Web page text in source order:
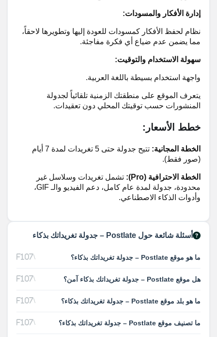
إدارة الأفكار والمسودات:
نظام لحفظ الأفكار كمسودات للعودة إليها وتطويرها لاحقاً،
مما يضمن عدم ضياع أي فكرة مفاجئة.
سهولة الاستخدام والتوقيت:
واجهة استخدام بسيطة باللغة العربية.
يتعرف الموقع على منطقتك الزمنية تلقائياً لجدولة
المنشورات حسب توقيتك المحلي دون تعقيدات.
خطط الأسعار:
الخطة المجانية:
تتيح جدولة حتى 5 تغريدات لمدة 7 أيام
(صور فقط).
الخطة الاحترافية (Pro):
تشمل تغريدات وسلاسل غير
محدودة، جدولة لمدة عام كامل، دعم الفيديو والـ GIF،
وأدوات الذكاء الاصطناعي.
أسئلة شائعة حول Postlate – جدولة تغريداتك بذكاء
ما هو موقع Postlate – جدولة تغريداتك بذكاء؟
هل موقع Postlate – جدولة تغريداتك بذكاء آمن؟
ما هو بلد موقع Postlate – جدولة تغريداتك بذكاء؟
ما تصنيف موقع Postlate – جدولة تغريداتك بذكاء؟